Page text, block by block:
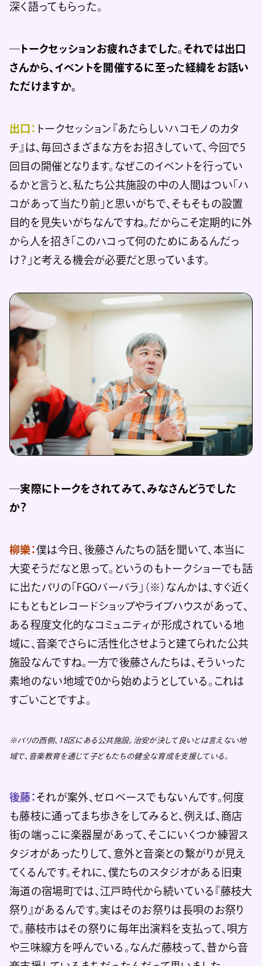
深く語ってもらった。
―トークセッションお疲れさまでした。それでは出口
さんから、イベントを開催するに至った経緯をお話い
ただけますか。
出口： トークセッション『あたらしいハコモノのカタ
チ』は、毎回さまざまな方をお招きしていて、今回で5
回目の開催となります。なぜこのイベントを行ってい
るかと言うと、私たち公共施設の中の人間はつい「ハ
コがあって当たり前」と思いがちで、そもそもの設置
目的を見失いがちなんですね。だからこそ定期的に外
から人を招き「このハコって何のためにあるんだっ
け？」と考える機会が必要だと思っています。
―実際にトークをされてみて、みなさんどうでした
か？
柳樂：僕は今日、後藤さんたちの話を聞いて、本当に
大変そうだなと思って。というのもトークショーでも話
に出たパリの「FGOバーバラ」（※）なんかは、すぐ近く
にもともとレコードショップやライブハウスがあって、
ある程度文化的なコミュニティが形成されている地
域に、音楽でさらに活性化させようと建てられた公共
施設なんですね。一方で後藤さんたちは、そういった
素地のない地域で0から始めようとしている。これは
すごいことですよ。
※パリの西側、18区にある公共施設。治安が決して良いとは言えない地
域で、音楽教育を通じて子どもたちの健全な育成を支援している。
後藤： それが案外、ゼロベースでもないんです。何度
も藤枝に通ってまち歩きをしてみると、例えば、商店
街の端っこに楽器屋があって、そこにいくつか練習ス
タジオがあったりして、意外と音楽との繋がりが見え
てくるんです。それに、僕たちのスタジオがある旧東
海道の宿場町では、江戸時代から続いている『藤枝大
祭り』があるんです。実はそのお祭りは長唄のお祭り
で。藤枝市はその祭りに毎年出演料を支払って、唄方
や三味線方を呼んでいる。なんだ藤枝って、昔から音